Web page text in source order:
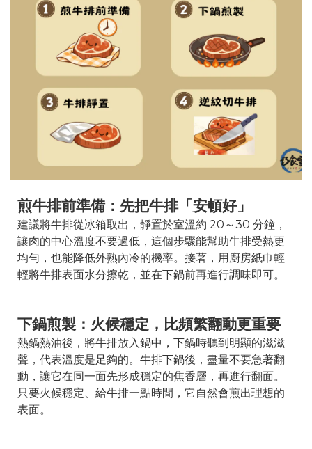
煎牛排前準備：先把牛排「安頓好」
建議將牛排從冰箱取出，靜置於室溫約 20～30 分鐘，
讓肉的中心溫度不要過低，這個步驟能幫助牛排受熱更
均勻，也能降低外熟內冷的機率。接著，用廚房紙巾輕
輕將牛排表面水分擦乾，並在下鍋前再進行調味即可。
下鍋煎製：火候穩定，比頻繁翻動更重要
熱鍋熱油後，將牛排放入鍋中，下鍋時聽到明顯的滋滋
聲，代表溫度是足夠的。牛排下鍋後，盡量不要急著翻
動，讓它在同一面先形成穩定的焦香層，再進行翻面。
只要火候穩定、給牛排一點時間，它自然會煎出理想的
表面。